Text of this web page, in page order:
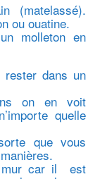
(matelassé).
ou ouatine.
molleton en
dans un
on en voit
quelle
que vous
mur car il est